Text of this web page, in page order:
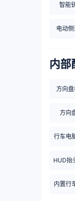
智能
电动侧
内部
方向
方向
行车电
HUD抬
内置行